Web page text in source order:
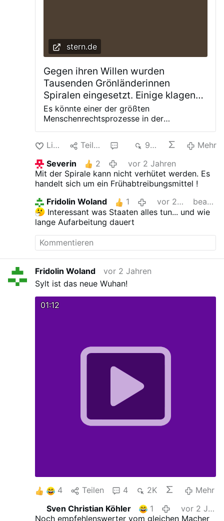
stern.de
Gegen ihren Willen wurden
Tausenden Grönländerinnen
Spiralen eingesetzt. Einige klagen
nun gegen Dänemark
Es könnte einer der größten
Menschenrechtsprozesse in der
skandinavischen Staat. Der Grund:
Dänische Ärzte haben ihnen in den 1960er
und 1970er Jahren Spiralen zur
Empfängnisverhütung eingesetzt. Gegen
ihren Willen. Und die dänische Regierung
hält bisher die Füße still. Ursprünglich
waren es 67 Frauen, die im Oktober eine
Entschädigung von 300.000 dänischen
Kronen pro Person forderten, was etwa
40.000 Euro entspricht. Jetzt hat sich die
Zahl der Klägerinnen fast verdoppelt. Die
Gesamtsumme beläuft sich nun auf 43
Millionen Kronen, also rund 5,7 Millionen
Euro, wie der grönländische Rundfunk KNR
am Montag berichtete. Die Frauen
möchten nicht länger auf die Ergebnisse
einer offiziellen Untersuchung warten, die
Ältesten von uns sind mehr als 80 Jahre
alt, wir können nicht länger warten.
Solange wir noch leben, …
Like Teilen 939
Mehr
Severin
2
vor 2 Jahren
Mit der Spirale kann nicht verhütet werden. Es
handelt sich um ein Frühabtreibungsmittel !
Fridolin Woland
1 vor 2 Jahren
bearbeitet
Interessant was Staaten alles tun... und wie
lange Aufarbeitung dauert
Fridolin Woland
vor 2 Jahren
Sylt ist das neue Wuhan!
01:12
4 Teilen 4 2K
Mehr
Sven Christian Köhler
1
vor 2 Jahren
Noch empfehlenswerter vom gleichen Macher